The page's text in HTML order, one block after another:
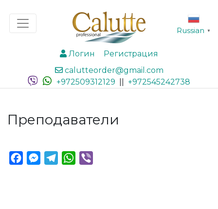
Логин
Регистрация
calutteorder@gmail.com
+972509312129
+972545242738
Russian ▼
Преподаватели
FacebookMessenger
TelegramWhatsApp